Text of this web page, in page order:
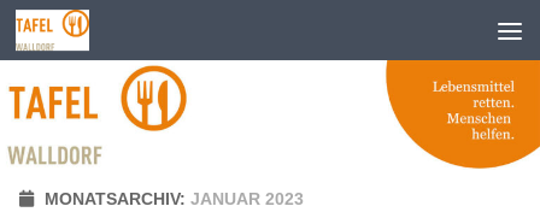
Zum Inhalt springen
MONATSARCHIV: JANUAR 2023